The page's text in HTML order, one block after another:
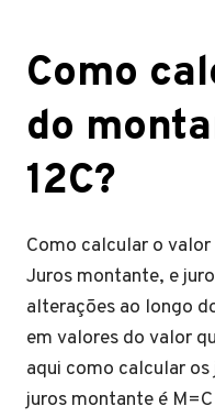
Como
do
12C?
Como calcular o
Juros montante, e
alterações ao longo
em valores do valor
aqui como calcular
juros montante é